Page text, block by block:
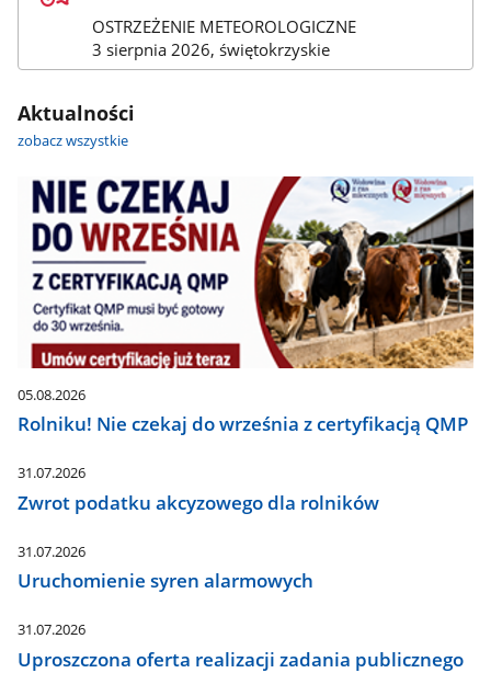
OSTRZEŻENIE METEOROLOGICZNE
Stan
z
3 sierpnia 2026, świętokrzyskie
Aktualności
zobacz wszystkie
05.08.2026
Rolniku! Nie czekaj do września z certyfikacją QMP
31.07.2026
Zwrot podatku akcyzowego dla rolników
31.07.2026
Uruchomienie syren alarmowych
31.07.2026
Uproszczona oferta realizacji zadania publicznego